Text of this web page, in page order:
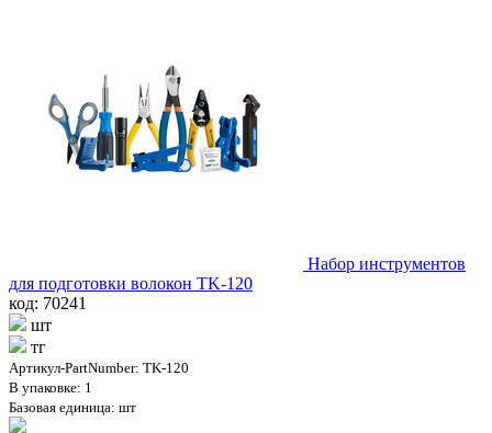
Набор инструментов
для подготовки волокон TK-120
код: 70241
шт
тг
Артикул-PartNumber: TK-120
В упаковке: 1
Базовая единица: шт